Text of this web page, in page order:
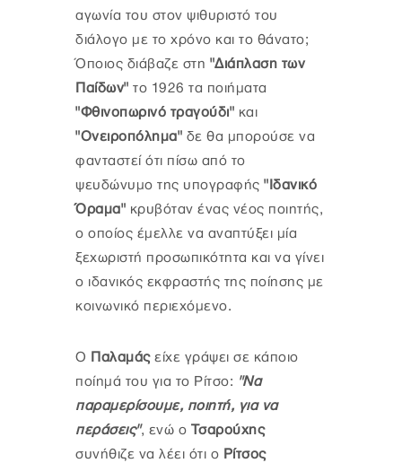
αγωνία του στον ψιθυριστό του
διάλογο με το χρόνο και το θάνατο;
Όποιος διάβαζε στη "Διάπλαση των
Παίδων" το 1926 τα ποιήματα
"Φθινοπωρινό τραγούδι" και
"Ονειροπόλημα" δε θα μπορούσε να
φανταστεί ότι πίσω από το
ψευδώνυμο της υπογραφής "Ιδανικό
Όραμα" κρυβόταν ένας νέος ποιητής,
ο οποίος έμελλε να αναπτύξει μία
ξεχωριστή προσωπικότητα και να γίνει
ο ιδανικός εκφραστής της ποίησης με
κοινωνικό περιεχόμενο.
Ο Παλαμάς είχε γράψει σε κάποιο
ποίημά του για το Ρίτσο: "Να
παραμερίσουμε, ποιητή, για να
περάσεις", ενώ ο Τσαρούχης
συνήθιζε να λέει ότι ο Ρίτσος